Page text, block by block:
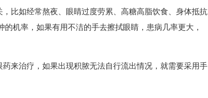
如经常熬夜、眼睛过度劳累、高糖高脂饮食、身体抵抗
机率，如果有用不洁的手去擦拭眼睛，患病几率更大，
治疗，如果出现积脓无法自行流出情况，就需要采用手